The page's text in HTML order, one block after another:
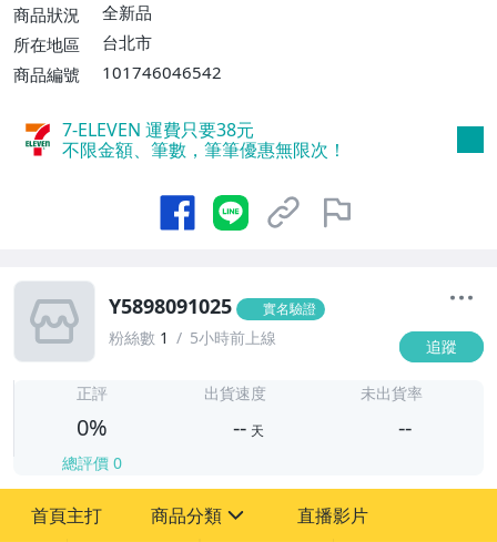
商品狀況
全新品
所在地區
台北市
商品編號
101746046542
7-ELEVEN 運費只要38元
不限金額、筆數，筆筆優惠無限次！
Y5898091025 實名驗證
粉絲數 1 5小時前上線 追蹤
正評
0%
總評價 0
出貨速度
-- 天
未出貨率
--
首頁主打 商品分類 直播影片